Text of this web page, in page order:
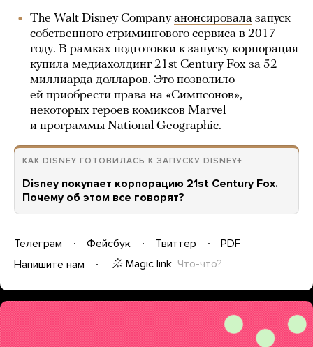
The Walt Disney Companyанонсировала запуск
собственного стримингового сервиса в 2017
году. В рамках подготовки к запуску корпорация
купила медиахолдинг 21st Century Fox за 52
миллиарда долларов. Это позволило
ей приобрести права на «Симпсонов»,
некоторых героев комиксов Marvel
и программы National Geographic.
КАК DISNEY ГОТОВИЛАСЬ К ЗАПУСКУ DISNEY+
Disney покупает корпорацию 21st Century Fox.
Почему об этом все говорят?
Телеграм Фейсбук Твиттер
PDF
Напишите нам
Magic link Что-что?